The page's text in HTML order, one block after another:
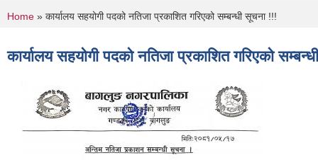
You are here
Home » कार्यालय सहयोगी पदको नतिजा प्रकाशित गरिएको सम्बन्धी सूचना !!!
कार्यालय सहयोगी पदको नतिजा प्रकाशित गरिएको